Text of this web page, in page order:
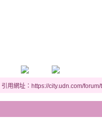
引用網址：https://city.udn.com/